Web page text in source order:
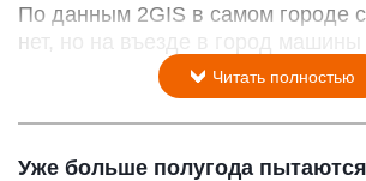
По данным 2GIS в самом городе
нет, но на въезде в город машины
Читать полностью
Уже больше полугода